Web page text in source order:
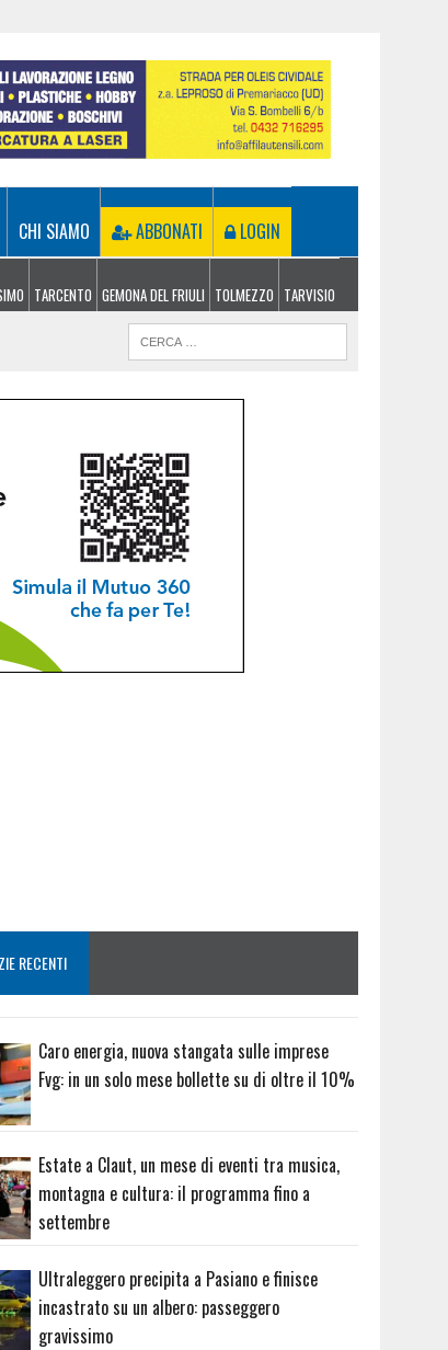
CHI SIAMO ABBONATI LOGIN
TARCENTO GEMONA DEL FRIULI TOLMEZZO TARVISIO
RECENTI
Caro energia, nuova stangata sulle imprese
Fvg: in un solo mese bollette su di oltre il 10%
Estate a Claut, un mese di eventi tra musica,
montagna e cultura: il programma fino a
settembre
Ultraleggero precipita a Pasiano e finisce
incastrato su un albero: passeggero
gravissimo